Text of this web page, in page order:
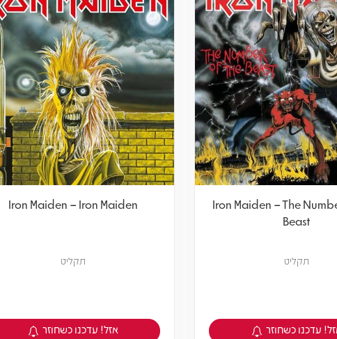
Iron Maiden – The
Beast
תקליט
צפיה במוצר
עדכנו כשחוזר
Iron Maiden – Iron Maiden
תקליט
צפיה במוצר
אזל! עדכנו כשחוזר